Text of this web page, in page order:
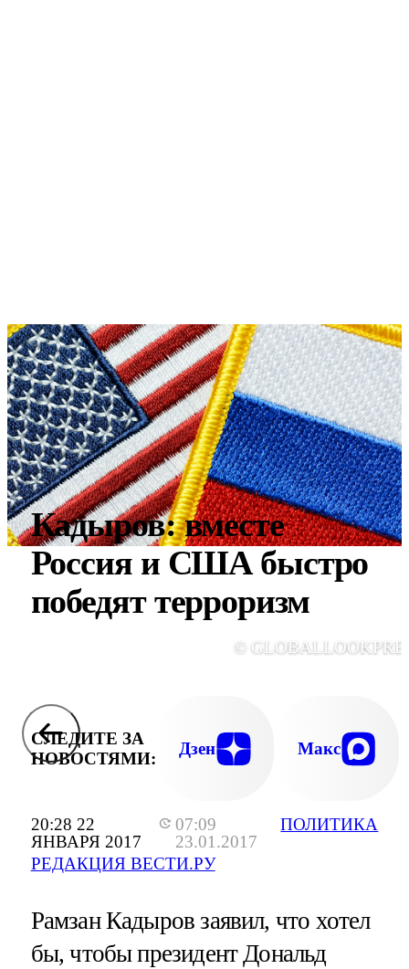
20:28 22
ЯНВАРЯ 2017
07:09
23.01.2017
РЕДАКЦИЯ ВЕСТИ.РУ
ПОЛИТИКА
Кадыров: вместе
Россия и США быстро
победят терроризм
©
СЛЕДИТЕ ЗА
НОВОСТЯМИ:
Дзен Макс
Рамзан Кадыров заявил, что хотел
бы, чтобы президент Дональд